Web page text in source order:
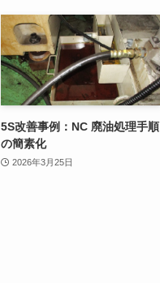
5S改善事例：NC 廃油処理手順
の簡素化
2026年3月25日